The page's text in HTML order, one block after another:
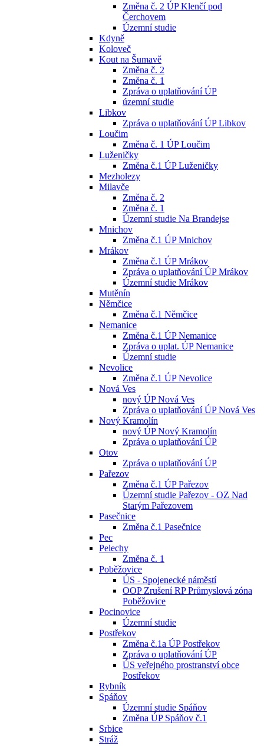
Změna č. 2 ÚP Klenčí pod
Čerchovem
Územní studie
Kdyně
Koloveč
Kout na Šumavě
Změna č. 2
Změna č. 1
Zpráva o uplatňování ÚP
územní studie
Libkov
Zpráva o uplatňování ÚP Libkov
Loučim
Změna č. 1 ÚP Loučim
Luženičky
Změna č.1 ÚP Luženičky
Mezholezy
Milavče
Změna č. 2
Změna č. 1
Územní studie Na Brandejse
Mnichov
Změna č.1 ÚP Mnichov
Mrákov
Změna č.1 ÚP Mrákov
Zpráva o uplatňování ÚP Mrákov
Územní studie Mrákov
Mutěnín
Němčice
Změna č.1 Němčice
Nemanice
Změna č.1 ÚP Nemanice
Zpráva o uplat. ÚP Nemanice
Územní studie
Nevolice
Změna č.1 ÚP Nevolice
Nová Ves
nový ÚP Nová Ves
Zpráva o uplatňování ÚP Nová Ves
Nový Kramolín
nový ÚP Nový Kramolín
Zpráva o uplatňování ÚP
Otov
Zpráva o uplatňování ÚP
Pařezov
Změna č.1 ÚP Pařezov
Územní studie Pařezov - OZ Nad
Starým Pařezovem
Pasečnice
Změna č.1 Pasečnice
Pec
Pelechy
Změna č. 1
Poběžovice
ÚS - Spojenecké náměstí
OOP Zrušení RP Průmyslová zóna
Poběžovice
Pocinovice
Územní studie
Postřekov
Změna č.1a ÚP Postřekov
Zpráva o uplatňování ÚP
ÚS veřejného prostranství obce
Postřekov
Rybník
Spáňov
Územní studie Spáňov
Změna ÚP Spáňov č.1
Srbice
Stráž